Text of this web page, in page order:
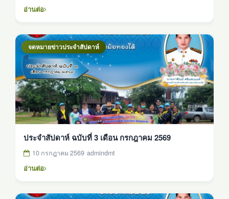
อ่านต่อ
จดหมายข่าวประจำสัปดาห์
ประจำสัปดาห์ ฉบับที่ 3 เดือน กรกฎาคม 2569
10 กรกฎาคม 2569 admindmt
อ่านต่อ